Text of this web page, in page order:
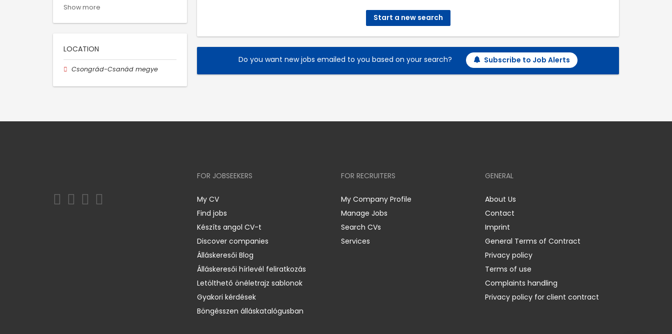
Start a new search
Do you want new jobs emailed to you based on your search? Subscribe to Job Alerts
Show more
LOCATION
Csongrád-Csanád megye
FOR JOBSEEKERS
My CV
Find jobs
Készíts angol CV-t
Discover companies
Álláskeresői Blog
Álláskeresői hírlevél feliratkozás
Letölthető önéletrajz sablonok
Gyakori kérdések
Böngésszen álláskatalógusban
FOR RECRUITERS
My Company Profile
Manage Jobs
Search CVs
Services
GENERAL
About Us
Contact
Imprint
General Terms of Contract
Privacy policy
Terms of use
Complaints handling
Privacy policy for client contract